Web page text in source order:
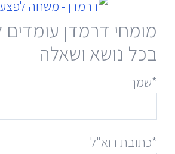
מומחי דרמדן
בכל נושא ושאלה
*שמך
*כתובת דוא"ל